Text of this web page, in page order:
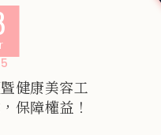
健康美容工
保障權益！